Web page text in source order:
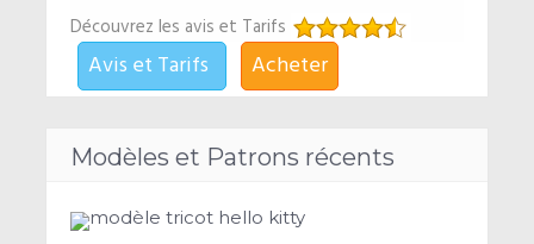
Découvrez les avis et Tarifs
Acheter
Avis et Tarifs
Modèles et Patrons récents
modèle tricot hello kitty